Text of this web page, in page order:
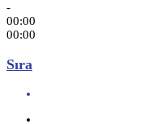
-
00:00
00:00
Sıra